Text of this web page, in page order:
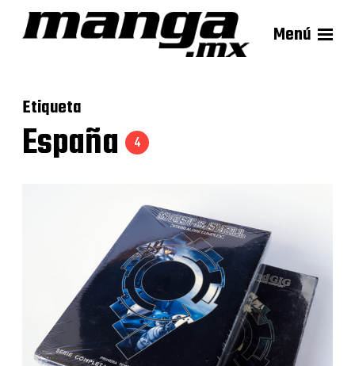
Menú
Etiqueta
España 4